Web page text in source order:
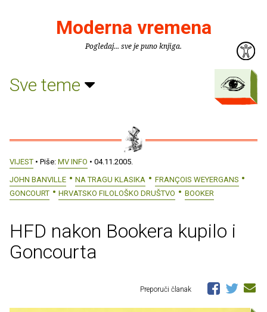
Moderna vremena
Pogledaj... sve je puno knjiga.
Sve teme
VIJEST • Piše: MV INFO • 04.11.2005.
JOHN BANVILLE
NA TRAGU KLASIKA
FRANÇOIS WEYERGANS
GONCOURT
HRVATSKO FILOLOŠKO DRUŠTVO BOOKER
HFD nakon Bookera kupilo i
Goncourta
Preporuči članak